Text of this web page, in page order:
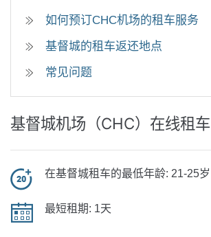
如何预订CHC机场的租车服务
基督城的租车返还地点
常见问题
基督城机场（CHC）在线租车
在基督城租车的最低年龄: 21-25岁
最短租期: 1天